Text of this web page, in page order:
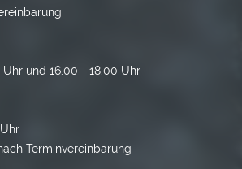
und 16.00 - 18.00 Uhr
Uhr
Terminvereinbarung